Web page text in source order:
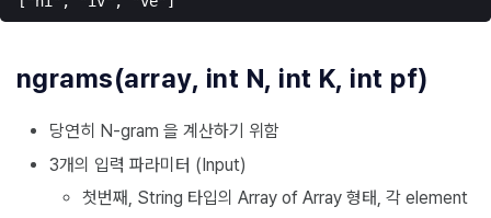
ngrams(array, int N, int K, int pf)
당연히 N-gram 을 계산하기 위함
3개의 입력 파라미터 (Input)
첫번째, String 타입의 Array of Array 형태, 각 element